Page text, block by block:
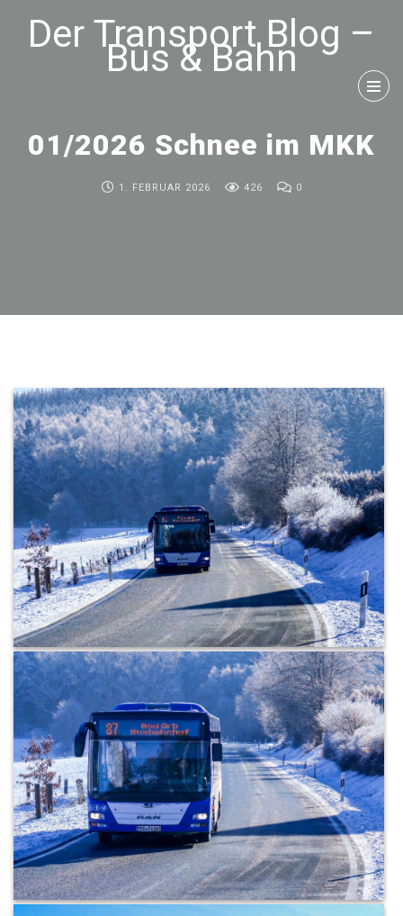
Der Transport Blog –
Bus & Bahn
01/2026 Schnee im MKK
1. FEBRUAR 2026 426 0